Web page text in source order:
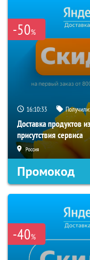
-50%
16:10:33 Получили:
Доставка продуктов
присутствия сервиса
Россия
Промокод
-40%